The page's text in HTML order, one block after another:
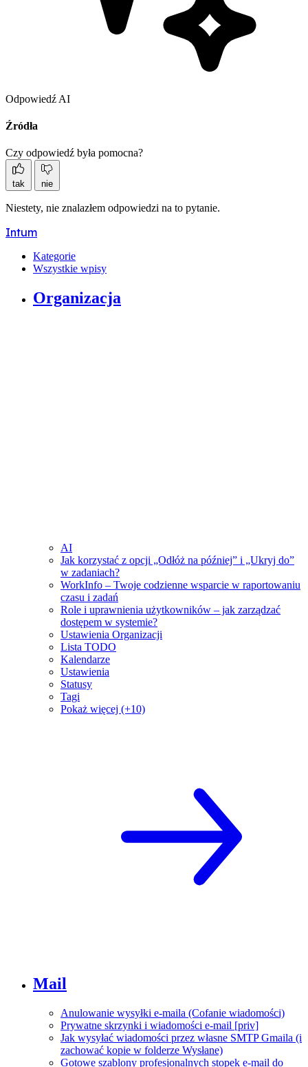
Odpowiedź AI
Źródła
Czy odpowiedź była pomocna?
tak nie
Niestety, nie znalazłem odpowiedzi na to pytanie.
Intum
Kategorie
Wszystkie wpisy
Organizacja
AI
Jak korzystać z opcji „Odłóż na później” i „Ukryj do”
w zadaniach?
WorkInfo – Twoje codzienne wsparcie w raportowaniu
czasu i zadań
Role i uprawnienia użytkowników – jak zarządzać
dostępem w systemie?
Ustawienia Organizacji
Lista TODO
Kalendarze
Ustawienia
Statusy
Tagi
Pokaż więcej (+10)
Mail
Anulowanie wysyłki e-maila (Cofanie wiadomości)
Prywatne skrzynki i wiadomości e-mail [priv]
Jak wysyłać wiadomości przez własne SMTP Gmaila (i
zachować kopie w folderze Wysłane)
Gotowe szablony profesjonalnych stopek e-mail do